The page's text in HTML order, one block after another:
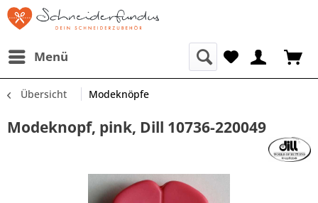
Menü
Übersicht Modeknöpfe
Modeknopf, pink, Dill 10736-220049